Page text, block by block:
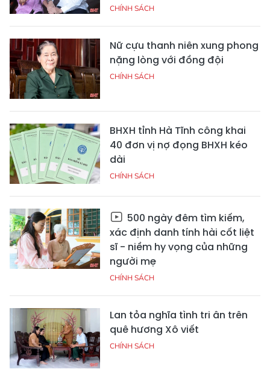
CHÍNH SÁCH
Nữ cựu thanh niên xung phong
nặng lòng với đồng đội
CHÍNH SÁCH
BHXH tỉnh Hà Tĩnh công khai
40 đơn vị nợ đọng BHXH kéo
dài
CHÍNH SÁCH
500 ngày đêm tìm kiếm,
xác định danh tính hài cốt liệt
sĩ - niềm hy vọng của những
người mẹ
CHÍNH SÁCH
Lan tỏa nghĩa tình tri ân trên
quê hương Xô viết
CHÍNH SÁCH